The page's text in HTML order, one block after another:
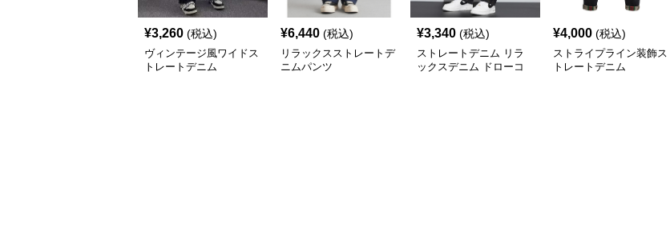
¥3,260 (税込)
ヴィンテージ風ワイドス
トレートデニム
¥6,440 (税込)
リラックスストレートデ
ニムパンツ
¥3,340 (税込)
ストレートデニム リラ
ックスデニム ドローコ
¥4,000 (税込)
ストライプライン装飾ス
トレートデニム